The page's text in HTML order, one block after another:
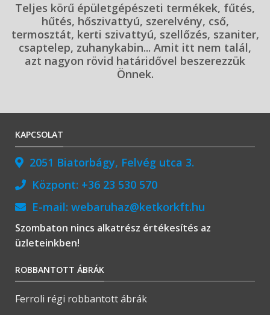
Teljes körű épületgépészeti termékek, fűtés,
hűtés, hőszivattyú, szerelvény, cső,
termosztát, kerti szivattyú, szellőzés, szaniter,
csaptelep, zuhanykabin... Amit itt nem talál,
azt nagyon rövid határidővel beszerezzük
Önnek.
KAPCSOLAT
2051 Biatorbágy, Felvég utca 3.
Központ: +36 23 530 570
E-mail: webaruhaz@ketkorkft.hu
Szombaton nincs alkatrész értékesítés az
üzleteinkben!
ROBBANTOTT ÁBRÁK
Ferroli régi robbantott ábrák